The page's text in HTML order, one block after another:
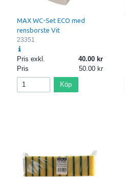
MAX WC-Set ECO med
rensborste Vit
23351
Pris exkl.
40.00
Pris
50.00
Köp